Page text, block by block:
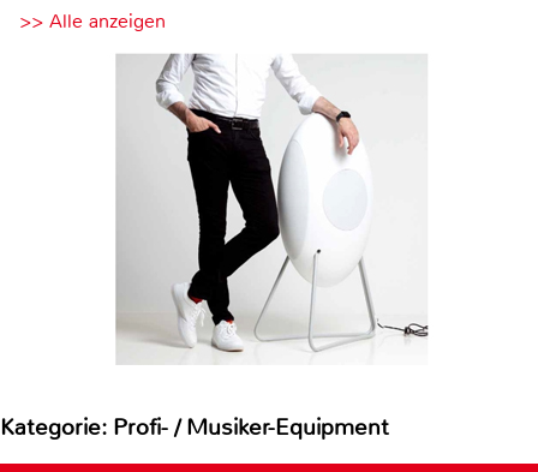
>> Alle anzeigen
Kategorie: Profi- / Musiker-Equipment